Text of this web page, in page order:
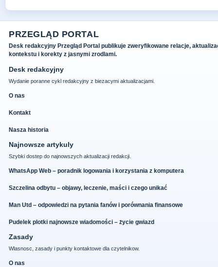
PRZEGLĄD PORTAL
Desk redakcyjny Przegląd Portal publikuje zweryfikowane relacje,
kontekstu i korekty z jasnymi zrodlami.
Desk redakcyjny
Wydanie poranne cykl redakcyjny z biezacymi aktualizacjami.
O nas
Kontakt
Nasza historia
Najnowsze artykuly
Szybki dostep do najnowszych aktualizacji redakcji.
WhatsApp Web – poradnik logowania i korzystania z komputera
Szczelina odbytu – objawy, leczenie, maści i czego unikać
Man Utd – odpowiedzi na pytania fanów i porównania finansowe
Pudelek plotki najnowsze wiadomości – życie gwiazd
Zasady
Wlasnosc, zasady i punkty kontaktowe dla czytelnikow.
O nas